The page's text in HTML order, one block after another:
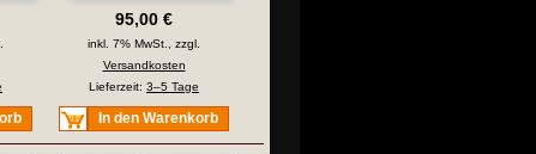
95,00 €
inkl. 7% MwSt., zzgl.
Versandkosten
Lieferzeit: 3–5 Tage
In den Warenkorb